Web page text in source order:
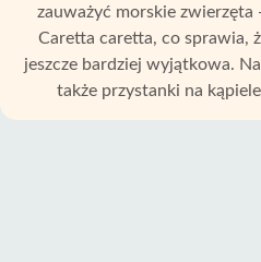
zauważyć morskie zwierzęta
Caretta caretta, co sprawia,
jeszcze bardziej wyjątkowa.
także przystanki na